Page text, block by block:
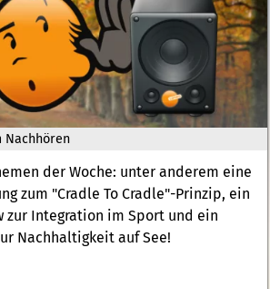
Nachhören
der Woche: unter anderem eine
zum "Cradle To Cradle"-Prinzip, ein
zur Integration im Sport und ein
Nachhaltigkeit auf See!